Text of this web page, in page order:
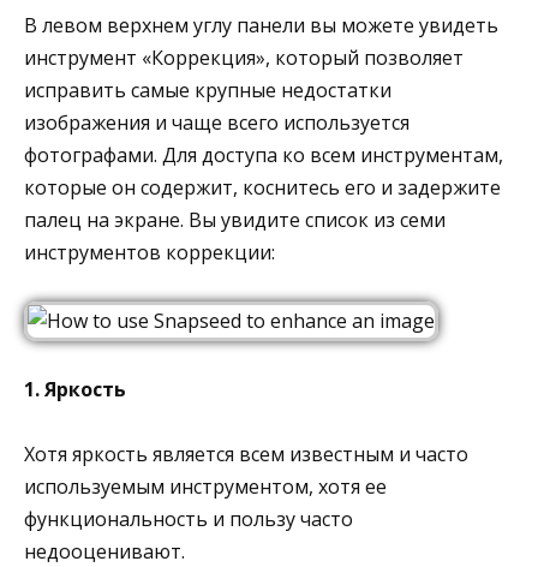
В левом верхнем углу панели вы можете увидеть
инструмент «Коррекция», который позволяет
исправить самые крупные недостатки
изображения и чаще всего используется
фотографами. Для доступа ко всем инструментам,
которые он содержит, коснитесь его и задержите
палец на экране. Вы увидите список из семи
инструментов коррекции:
1. Яркость
Хотя яркость является всем известным и часто
используемым инструментом, хотя ее
функциональность и пользу часто
недооценивают.